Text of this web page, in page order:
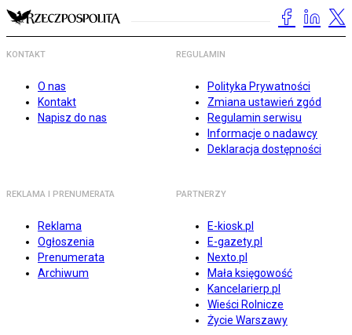
KONTAKT
O nas
Kontakt
Napisz do nas
REGULAMIN
Polityka Prywatności
Zmiana ustawień zgód
Regulamin serwisu
Informacje o nadawcy
Deklaracja dostępności
REKLAMA I PRENUMERATA
Reklama
Ogłoszenia
Prenumerata
Archiwum
PARTNERZY
E-kiosk.pl
E-gazety.pl
Nexto.pl
Mała księgowość
Kancelarierp.pl
Wieści Rolnicze
Życie Warszawy